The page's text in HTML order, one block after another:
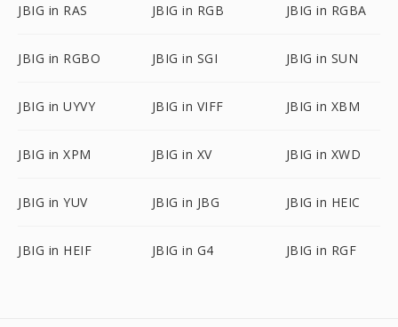
JBIG in RAS JBIG in RGB JBIG in RGBA
JBIG in RGBO JBIG in SGI JBIG in SUN
JBIG in UYVY JBIG in VIFF JBIG in XBM
JBIG in XPM JBIG in XV JBIG in XWD
JBIG in YUV JBIG in JBG JBIG in HEIC
JBIG in HEIF JBIG in G4 JBIG in RGF